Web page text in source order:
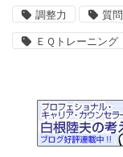
調整力 質問
ＥＱトレーニング